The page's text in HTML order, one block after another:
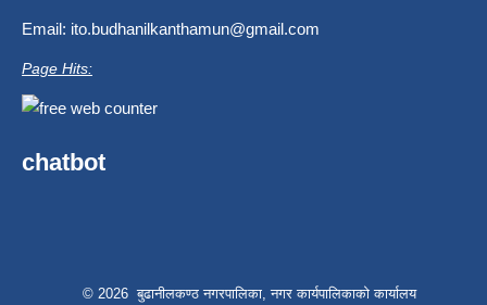
Email: ito.budhanilkanthamun@gmail.com
Page Hits:
chatbot
© 2026 बुढानीलकण्ठ नगरपालिका, नगर कार्यपालिकाको कार्यालय